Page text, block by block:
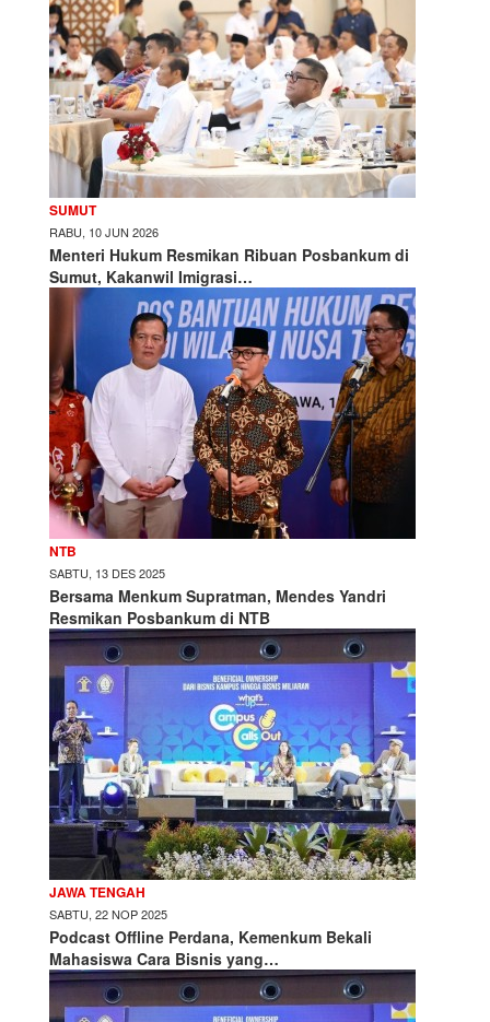
SUMUT
RABU, 10 JUN 2026
Menteri Hukum Resmikan Ribuan Posbankum di
Sumut, Kakanwil Imigrasi…
NTB
SABTU, 13 DES 2025
Bersama Menkum Supratman, Mendes Yandri
Resmikan Posbankum di NTB
JAWA TENGAH
SABTU, 22 NOP 2025
Podcast Offline Perdana, Kemenkum Bekali
Mahasiswa Cara Bisnis yang…